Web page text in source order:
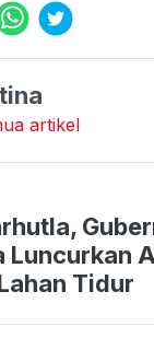
artikel
Luncurkan
Tidur